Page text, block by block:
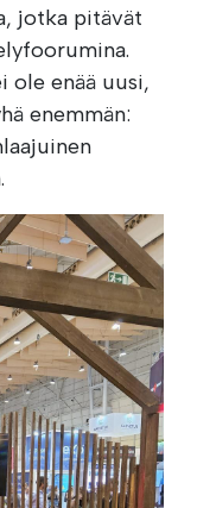
jotka pitävät
ole enää uusi,
enemmän: